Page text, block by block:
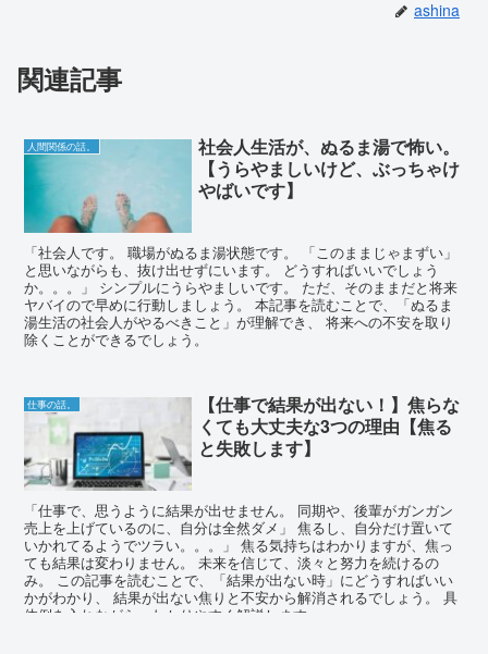
ashina
関連記事
人間関係の話。
社会人生活が、ぬるま湯で怖い。
【うらやましいけど、ぶっちゃけ
やばいです】
「社会人です。 職場がぬるま湯状態です。 「このままじゃまずい」
と思いながらも、抜け出せずにいます。 どうすればいいでしょう
か。。。」 シンプルにうらやましいです。 ただ、そのままだと将来
ヤバイので早めに行動しましょう。 本記事を読むことで、「ぬるま
湯生活の社会人がやるべきこと」が理解でき、 将来への不安を取り
除くことができるでしょう。
仕事の話。
【仕事で結果が出ない！】焦らな
くても大丈夫な3つの理由【焦る
と失敗します】
「仕事で、思うように結果が出せません。 同期や、後輩がガンガン
売上を上げているのに、自分は全然ダメ」 焦るし、自分だけ置いて
いかれてるようでツラい。。。」 焦る気持ちはわかりますが、焦っ
ても結果は変わりません。 未来を信じて、淡々と努力を続けるの
み。 この記事を読むことで、「結果が出ない時」にどうすればいい
かがわかり、 結果が出ない焦りと不安から解消されるでしょう。 具
体例を入れながら、わかりやすく解説します。